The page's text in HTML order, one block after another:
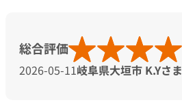
オーナー向け会員サービス
よくあるご質問
総合評価
2026-05-11岐阜県大垣市 K.Yさま